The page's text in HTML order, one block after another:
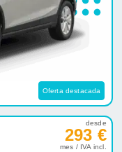
Oferta destacada
desde
293 €
mes / IVA incl.